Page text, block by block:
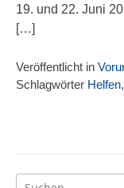
19. und 22. Juni
[…]
Veröffentlicht in
Schlagwörter Helfen,
Suchen